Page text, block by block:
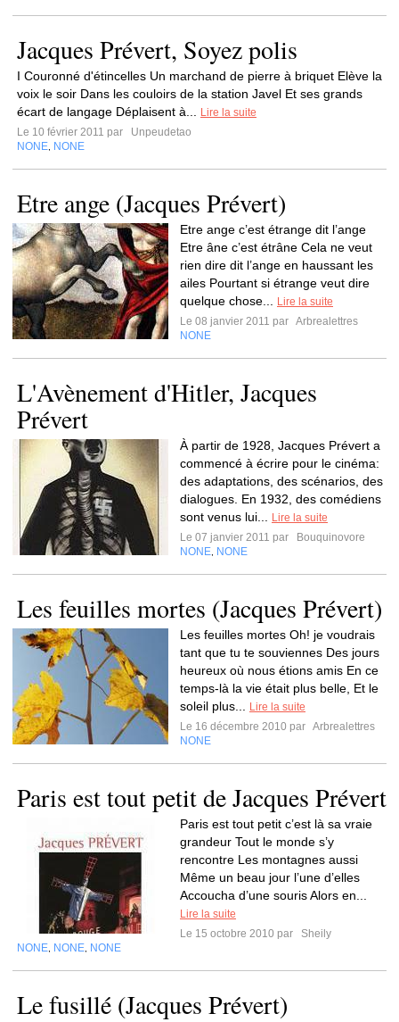
Jacques Prévert, Soyez polis
I Couronné d'étincelles Un marchand de pierre à briquet Elève la
voix le soir Dans les couloirs de la station Javel Et ses grands
écart de langage Déplaisent à...
Lire la suite
Le 10 février 2011 par
Unpeudetao
NONE NONE
Etre ange (Jacques Prévert)
Etre ange c’est étrange dit l’ange
Etre âne c’est étrâne Cela ne veut
rien dire dit l’ange en haussant les
ailes Pourtant si étrange veut dire
quelque chose...
Lire la suite
Le 08 janvier 2011 par Arbrealettres
NONE
L'Avènement d'Hitler, Jacques
Prévert
À partir de 1928, Jacques Prévert a
commencé à écrire pour le cinéma:
des adaptations, des scénarios, des
dialogues. En 1932, des comédiens
sont venus lui...
Lire la suite
Le 07 janvier 2011 par
Bouquinovore
NONE NONE
Les feuilles mortes (Jacques Prévert)
Les feuilles mortes Oh! je voudrais
tant que tu te souviennes Des jours
heureux où nous étions amis En ce
temps-là la vie était plus belle, Et le
soleil plus...
Lire la suite
Le 16 décembre 2010 par Arbrealettres
NONE
Paris est tout petit de Jacques Prévert
Paris est tout petit c’est là sa vraie
grandeur Tout le monde s’y
rencontre Les montagnes aussi
Même un beau jour l’une d’elles
Accoucha d’une souris Alors en...
Lire la suite
Le 15 octobre 2010 par
Sheily
NONE NONE NONE
Le fusillé (Jacques Prévert)